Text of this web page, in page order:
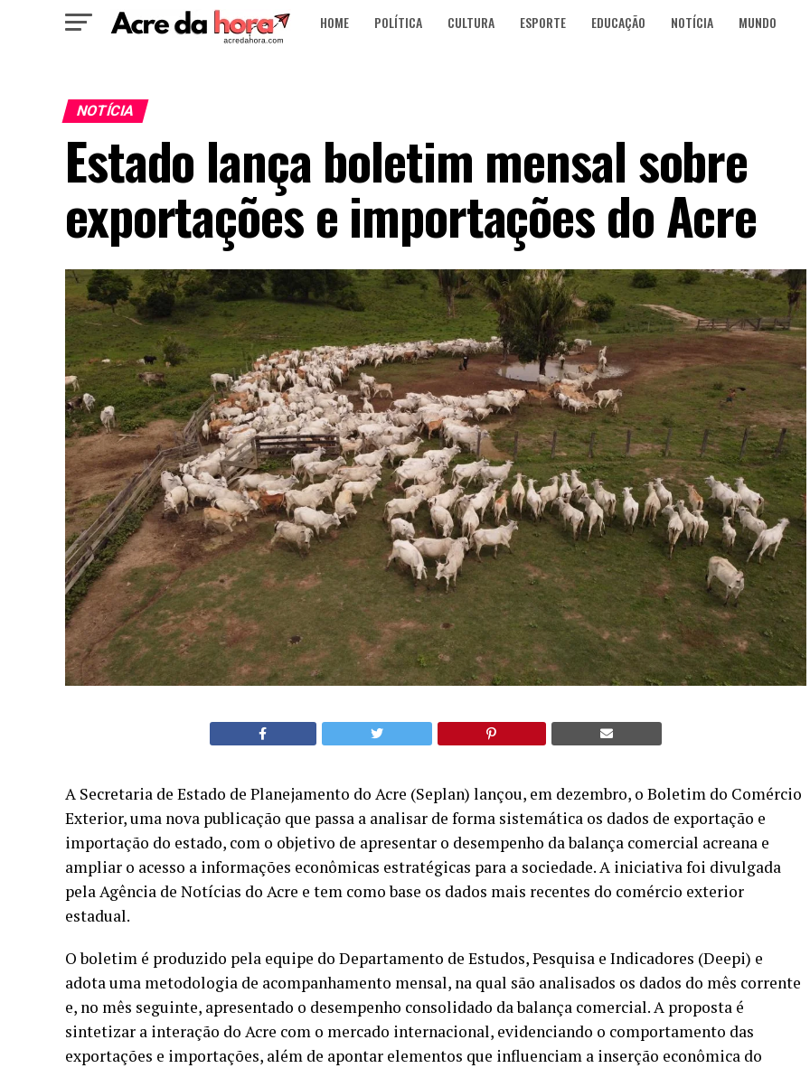
HOME POLÍTICA CULTURA ESPORTE EDUCAÇÃO NOTÍCIA MUNDO
NOTÍCIA
Estado lança boletim mensal sobre
exportações e importações do Acre
A Secretaria de Estado de Planejamento do Acre (Seplan) lançou, em dezembro, o Boletim do Comércio
Exterior, uma nova publicação que passa a analisar de forma sistemática os dados de exportação e
importação do estado, com o objetivo de apresentar o desempenho da balança comercial acreana e
ampliar o acesso a informações econômicas estratégicas para a sociedade. A iniciativa foi divulgada
pela Agência de Notícias do Acre e tem como base os dados mais recentes do comércio exterior
estadual.
O boletim é produzido pela equipe do Departamento de Estudos, Pesquisa e Indicadores (Deepi) e
adota uma metodologia de acompanhamento mensal, na qual são analisados os dados do mês corrente
e, no mês seguinte, apresentado o desempenho consolidado da balança comercial. A proposta é
sintetizar a interação do Acre com o mercado internacional, evidenciando o comportamento das
exportações e importações, além de apontar elementos que influenciam a inserção econômica do